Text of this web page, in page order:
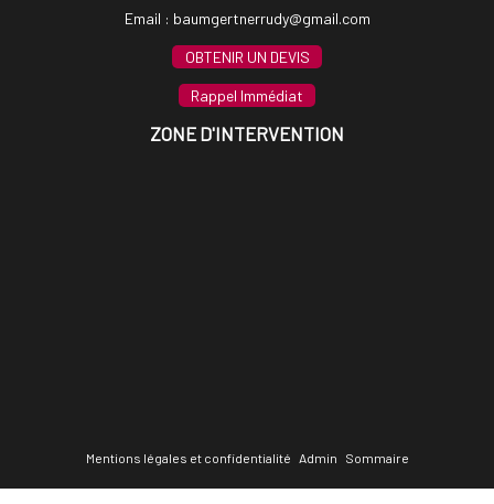
Email : baumgertnerrudy@gmail.com
OBTENIR UN DEVIS
Rappel Immédiat
ZONE D'INTERVENTION
Mentions légales et confidentialité Admin Sommaire